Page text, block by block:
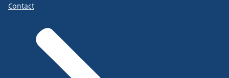
Contact